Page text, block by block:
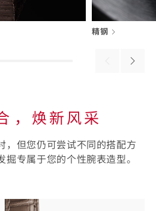
PreviousNext
精钢
，焕新风采
，但您仍可尝试不同的搭配方
掘专属于您的个性腕表造型。